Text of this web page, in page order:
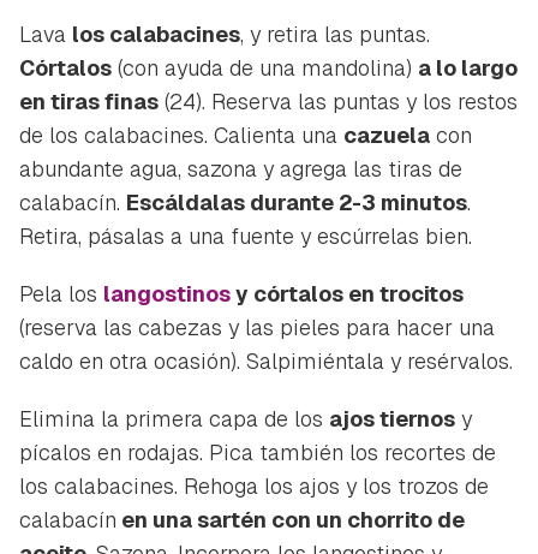
Lava los calabacines, y retira las puntas.
Córtalos (con ayuda de una mandolina) a lo largo
en tiras finas (24). Reserva las puntas y los restos
de los calabacines. Calienta una cazuela con
abundante agua, sazona y agrega las tiras de
calabacín. Escáldalas durante 2-3 minutos.
Retira, pásalas a una fuente y escúrrelas bien.
Pela los langostinosy córtalos en trocitos
(reserva las cabezas y las pieles para hacer una
caldo en otra ocasión). Salpimiéntala y resérvalos.
Elimina la primera capa de los ajos tiernos y
pícalos en rodajas. Pica también los recortes de
los calabacines. Rehoga los ajos y los trozos de
calabacín en una sartén con un chorrito de